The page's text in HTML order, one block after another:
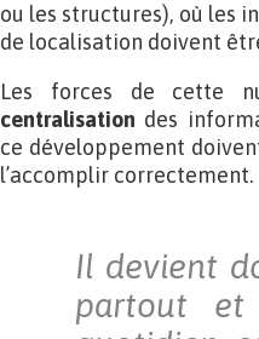
ou les structures), où les
de localisation doivent
Les forces de cette
centralisation des
ce développement
l’accomplir correctement.
Il devient
partout et